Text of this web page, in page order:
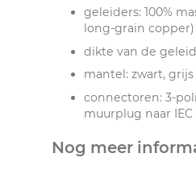
geleiders: 100%
long-grain copper)
dikte van de
mantel: zwart,
connectoren: 3-
muurplug naar IEC
Nog meer